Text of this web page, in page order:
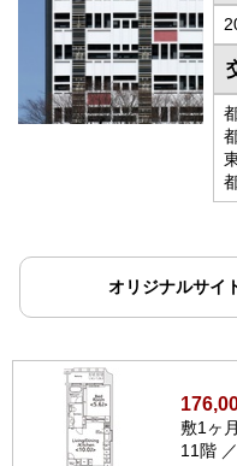
オリジナルサイ
敷1ヶ
11階